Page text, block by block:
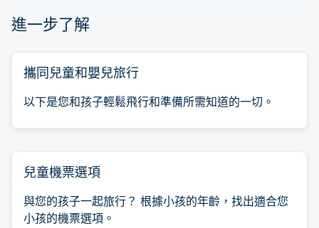
進一步了解
攜同兒童和嬰兒旅行
以下是您和孩子輕鬆飛行和準備所需知道的一切。
兒童機票選項
與您的孩子一起旅行？ 根據小孩的年齡，找出適合您
小孩的機票選項。